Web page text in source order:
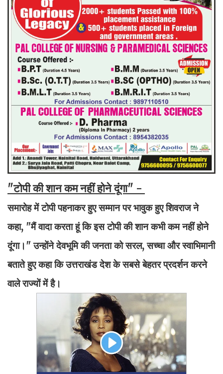
"टोपी की शान कम नहीं होने दूंगा" -
समारोह में टोपी पहनाकर हुए सम्मान पर भावुक हुए शिवराज ने
कहा, "मैं वादा करता हूं कि इस टोपी की शान कभी कम नहीं होने
दूंगा।" उन्होंने देवभूमि की जनता को सरल, सच्चा और स्वाभिमानी
बताते हुए कहा कि उत्तराखंड देश के सबसे बेहतर प्रदर्शन करने
वाले राज्यों में है।